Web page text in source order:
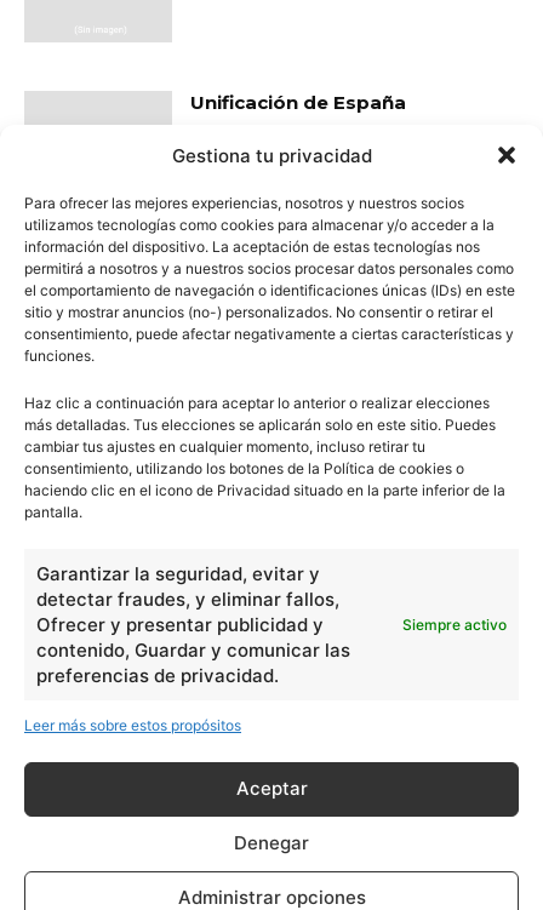
Gestiona tu privacidad
Para ofrecer las mejores experiencias, nosotros y nuestros socios
utilizamos tecnologías como cookies para almacenar y/o acceder a la
información del dispositivo. La aceptación de estas tecnologías nos
permitirá a nosotros y a nuestros socios procesar datos personales como
el comportamiento de navegación o identificaciones únicas (IDs) en este
sitio y mostrar anuncios (no-) personalizados. No consentir o retirar el
consentimiento, puede afectar negativamente a ciertas características y
funciones.
Haz clic a continuación para aceptar lo anterior o realizar elecciones
más detalladas. Tus elecciones se aplicarán solo en este sitio. Puedes
cambiar tus ajustes en cualquier momento, incluso retirar tu
consentimiento, utilizando los botones de la Política de cookies o
haciendo clic en el icono de Privacidad situado en la parte inferior de la
pantalla.
Garantizar la seguridad, evitar y
detectar fraudes, y eliminar fallos,
Ofrecer y presentar publicidad y
contenido, Guardar y comunicar las
preferencias de privacidad.
Siempre activo
Leer más sobre estos propósitos
Aceptar
Denegar
Administrar opciones
Unificación de España
Vincent Van Gogh y su arte pos-
impresionista
Visigodos en la Península Ibérica
- Publicidad -